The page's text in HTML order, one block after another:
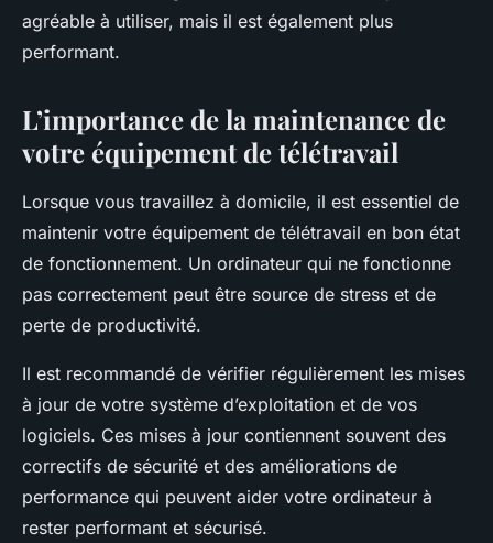
agréable à utiliser, mais il est également plus
performant.
L’importance de la maintenance de
votre équipement de télétravail
Lorsque vous travaillez à domicile, il est essentiel de
maintenir votre équipement de télétravail en bon état
de fonctionnement. Un ordinateur qui ne fonctionne
pas correctement peut être source de stress et de
perte de productivité.
Il est recommandé de vérifier régulièrement les mises
à jour de votre système d’exploitation et de vos
logiciels. Ces mises à jour contiennent souvent des
correctifs de sécurité et des améliorations de
performance qui peuvent aider votre ordinateur à
rester performant et sécurisé.